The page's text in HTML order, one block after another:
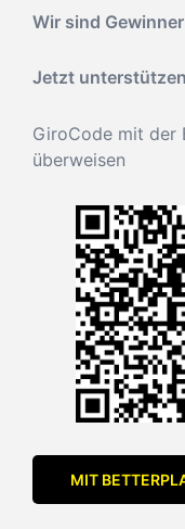
Wir sind
Jetzt
GiroCode mit der
überweisen
MIT